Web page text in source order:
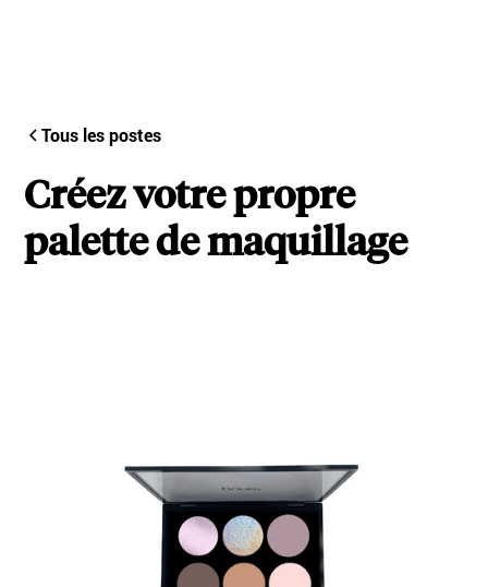
Tous les postes
Créez votre propre
palette de maquillage